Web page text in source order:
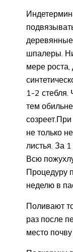
шпалеры.
мере
1-2 стебля.
тем
не только
листья. За
Всю
Процедуру
неделю в
Поливают
раз после
место